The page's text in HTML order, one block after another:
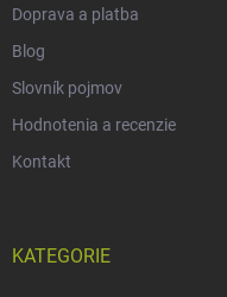
Doprava a platba
Blog
Slovník pojmov
Hodnotenia a recenzie
Kontakt
KATEGORIE